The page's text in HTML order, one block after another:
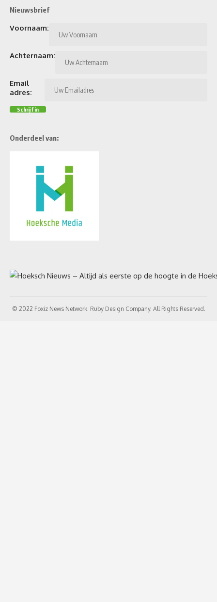
Nieuwsbrief
Voornaam:
Achternaam:
Email
adres:
Onderdeel van:
© 2022 Foxiz News Network. Ruby Design Company. All Rights Reserved.